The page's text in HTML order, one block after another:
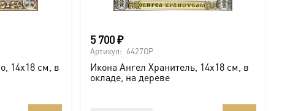
14х18 см, в
5 700₽
Артикул: 6427OP
Икона Ангел Хранитель, 14х18 см, в
окладе, на дереве